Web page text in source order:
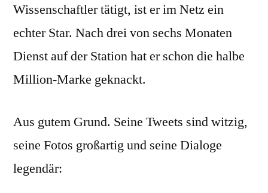
Wissenschaftler tätigt, ist er im Netz ein
echter Star. Nach drei von sechs Monaten
Dienst auf der Station hat er schon die halbe
Million-Marke geknackt.
Aus gutem Grund. Seine Tweets sind witzig,
seine Fotos großartig und seine Dialoge
legendär: